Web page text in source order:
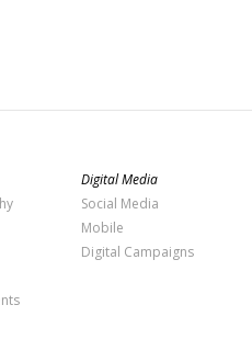
Digital Media
Social Media
Mobile
Digital Campaigns